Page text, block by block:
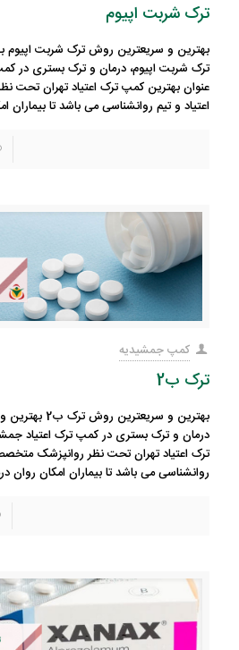
ترک شربت اپیوم
بهترین و سریعترین روش ترک شربت اپیوم
ترک شربت اپیوم، درمان و ترک بستری در
عنوان بهترین کمپ ترک اعتیاد تهران
اعتیاد و تیم روانشناسی می باشد تا بیماران
کمپ جمشیدیه
ترک ب2
درمان و ترک بستری در کمپ ترک اعتیاد
ترک اعتیاد تهران تحت نظر روانپزشک
روانشناسی می باشد تا بیماران امکان روان